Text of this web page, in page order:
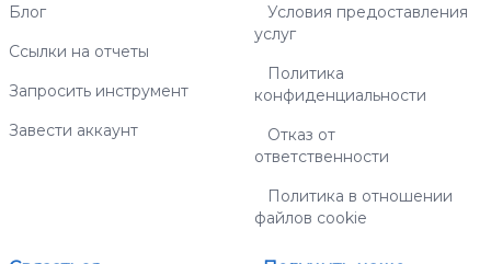
Блог
Ссылки на отчеты
Запросить инструмент
Завести аккаунт
Условия предоставления
услуг
Политика
конфиденциальности
Отказ от
ответственности
Политика в отношении
файлов cookie